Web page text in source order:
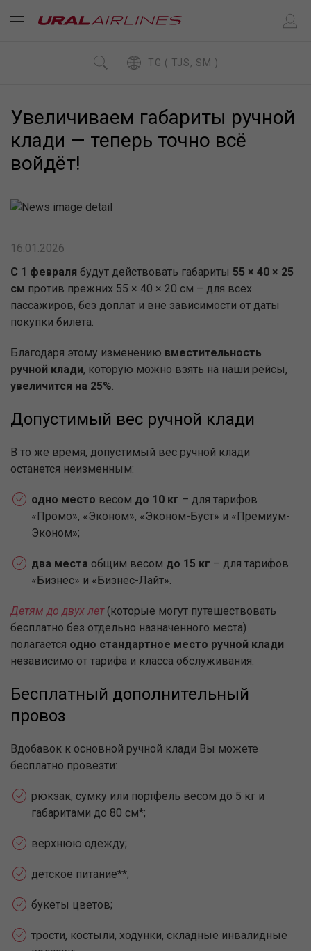
TG ( TJS, SM )
Увеличиваем габариты ручной
клади — теперь точно всё
войдёт!
16.01.2026
С 1 февраля будут действовать габариты 55 × 40 × 25
см против прежних 55 × 40 × 20 см – для всех
пассажиров, без доплат и вне зависимости от даты
покупки билета.
Благодаря этому изменению вместительность
ручной клади, которую можно взять на наши рейсы,
увеличится на 25%.
Допустимый вес ручной клади
В то же время, допустимый вес ручной клади
останется неизменным:
одно место весом до 10 кг – для тарифов
«Промо», «Эконом», «Эконом-Буст» и «Премиум-
Эконом»;
два места общим весом до 15 кг – для тарифов
«Бизнес» и «Бизнес-Лайт».
Детям до двух лет(которые могут путешествовать
бесплатно без отдельно назначенного места)
полагается одно стандартное место ручной клади
независимо от тарифа и класса обслуживания.
Бесплатный дополнительный
провоз
Вдобавок к основной ручной клади Вы можете
бесплатно провезти:
рюкзак, сумку или портфель весом до 5 кг и
габаритами до 80 см*;
верхнюю одежду;
детское питание**;
букеты цветов;
трости, костыли, ходунки, складные инвалидные